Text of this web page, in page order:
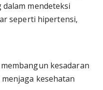
mendeteksi
seperti hipertensi,
kesadaran
kesehatan